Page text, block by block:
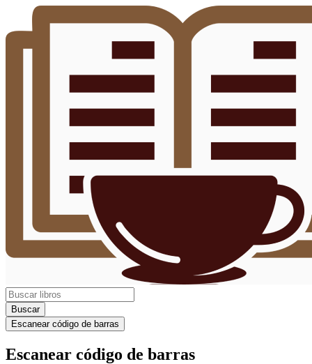
Buscar
Escanear código de barras
Escanear código de barras